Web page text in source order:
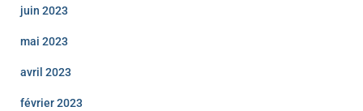
juin 2023
mai 2023
avril 2023
février 2023